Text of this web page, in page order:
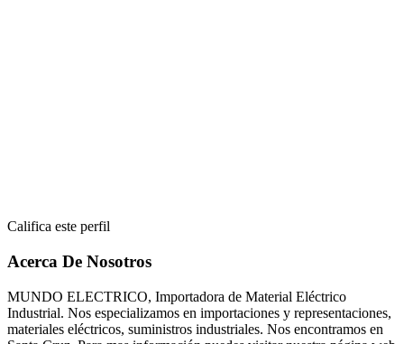
Califica este perfil
Acerca De Nosotros
MUNDO ELECTRICO, Importadora de Material Eléctrico
Industrial. Nos especializamos en importaciones y representaciones,
materiales eléctricos, suministros industriales. Nos encontramos en